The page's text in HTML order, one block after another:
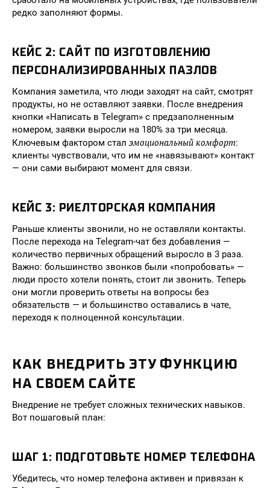
редко заполняют формы.
КЕЙС 2: САЙТ ПО ИЗГОТОВЛЕНИЮ
ПЕРСОНАЛИЗИРОВАННЫХ ПАЗЛОВ
Компания заметила, что люди заходят на сайт, смотрят
продукты, но не оставляют заявки. После внедрения
кнопки «Написать в Telegram» с предзаполненным
номером, заявки выросли на 180% за три месяца.
Ключевым фактором стал эмоциональный комфорт:
клиенты чувствовали, что им не «навязывают» контакт
— они сами выбирают момент для связи.
КЕЙС 3: РИЕЛТОРСКАЯ КОМПАНИЯ
Раньше клиенты звонили, но не оставляли контакты.
После перехода на Telegram-чат без добавления —
количество первичных обращений выросло в 3 раза.
Важно: большинство звонков были «попробовать» —
люди просто хотели понять, стоит ли звонить. Теперь
они могли проверить ответы на вопросы без
обязательств — и большинство оставались в чате,
переходя к полноценной консультации.
КАК ВНЕДРИТЬ ЭТУ ФУНКЦИЮ
НА СВОЕМ САЙТЕ
Внедрение не требует сложных технических навыков.
Вот пошаговый план:
ШАГ 1: ПОДГОТОВЬТЕ НОМЕР ТЕЛЕФОНА
Убедитесь, что номер телефона активен и привязан к